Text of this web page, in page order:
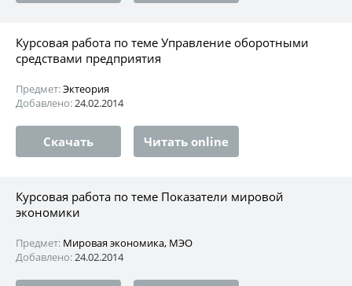
Курсовая работа по теме Управление оборотными
средствами предприятия
Предмет:Эктеория
Добавлено:24.02.2014
Скачать Читать online
Курсовая работа по теме Показатели мировой
экономики
Предмет: Мировая экономика, МЭО
Добавлено:24.02.2014